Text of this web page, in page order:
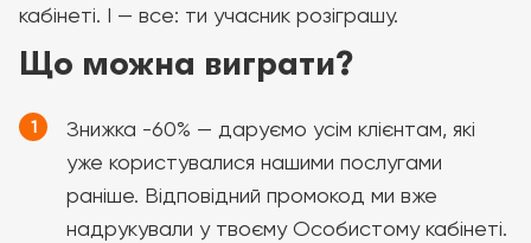
кабінеті. І — все: ти учасник розіграшу.
Що можна виграти?
Знижка -60% — даруємо усім клієнтам, які
уже користувалися нашими послугами
раніше. Відповідний промокод ми вже
надрукували у твоєму Особистому кабінеті.